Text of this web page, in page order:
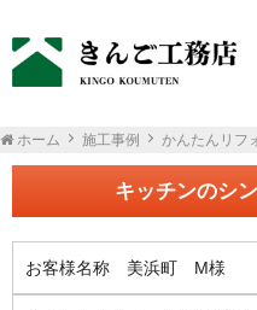
ホーム 施工事例 かんたんリフ
キッチンのシ
お客様名称 美浜町 M様